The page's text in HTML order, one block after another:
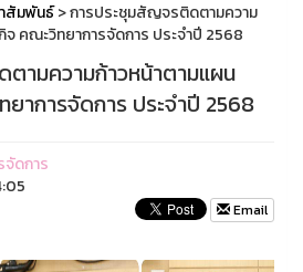
สัมพันธ์> การประชุมสัญจรติดตามความ
คณะวิทยาการจัดการ ประจำปี 2568
ามความก้าวหน้าตามแผน
าการจัดการ ประจำปี 2568
จัดการ
Email